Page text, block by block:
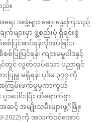
ည်။
ေး အဖွဲ့များ ဆွေးနွေးကြသည့်
များမှာ ဖွဲ့စည်းပုံ ရှိရင်းစွဲ
စ်ပြင်ဆင်ရန်လိုအပ်ခြင်း၊
ပြုပြင်ရန်၊ ကျားမမူဝါဒနှင့်
ရှင်တွင် လွတ်လပ်သော ပညာရှင်
ပြုမှု မရှိရန်၊ ပုဒ်မ ၃၇၇ ကို
အကြမ်းဖက်မှုမှကာကွယ်
ပေါင်းပြီး ထိရောက်စွာ
င့် အမျိုးသမီးများဖွ့ိဖြိုး
2022) ကို အသက်ဝင်အောင်